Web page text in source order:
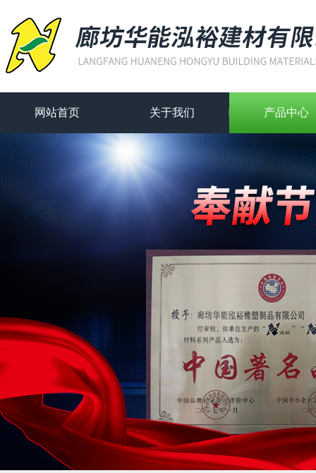
网站首页 关于我们 产品中心